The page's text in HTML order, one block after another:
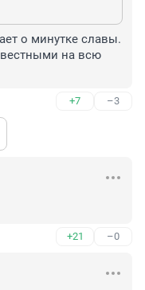
о минутке славы.
на всю
+7 –3
+21 –0